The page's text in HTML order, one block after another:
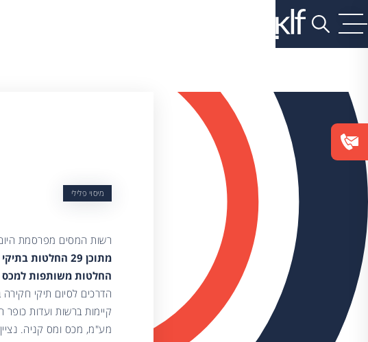
מיסוי פלילי
רשות המסים מפרסמת
החלטות משותפות
הדרכים לסיום תיקי
קיימות ברשות ועדות כופר
מע"מ, מכס ומס קניה.